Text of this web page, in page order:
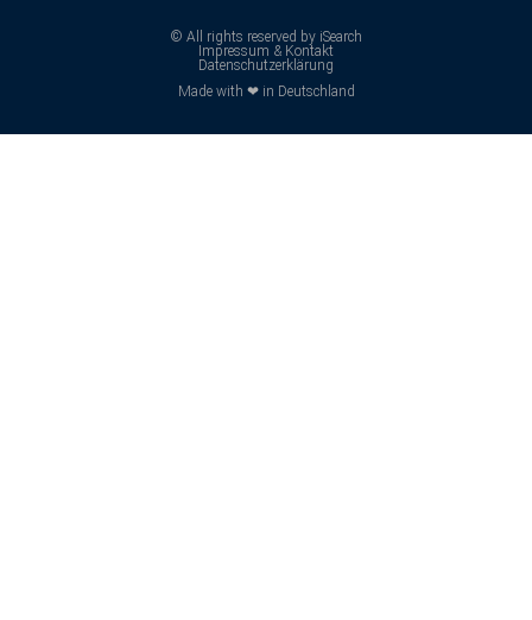
© All rights reserved by iSearch
Impressum & Kontakt
Datenschutzerklärung
Made with ❤ in Deutschland